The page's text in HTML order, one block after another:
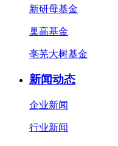
新研母基金
巢高基金
亳芜大树基金
新闻动态
企业新闻
行业新闻